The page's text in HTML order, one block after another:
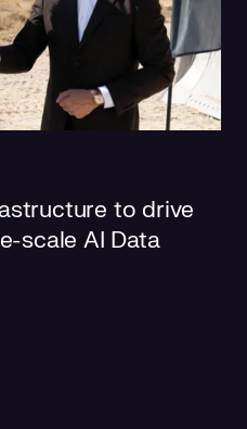
to drive
scale AI Data